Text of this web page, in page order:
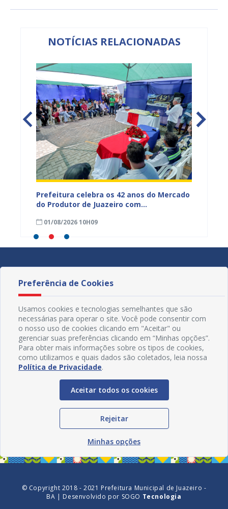
NOTÍCIAS RELACIONADAS
Prefeitura celebra os 42 anos do Mercado
do Produtor de Juazeiro com
01/08/2026 10H09
Redes Sociais
© Copyright 2018 - 2021 Prefeitura Municipal de Juazeiro -
BA | Desenvolvido por SOGO Tecnologia
Preferência de Cookies
Usamos cookies e tecnologias semelhantes que são
necessárias para operar o site. Você pode consentir com
o nosso uso de cookies clicando em "Aceitar" ou
gerenciar suas preferências clicando em “Minhas opções”.
Para obter mais informações sobre os tipos de cookies,
como utilizamos e quais dados são coletados, leia nossa
Política de Privacidade.
Aceitar todos os cookies
Rejeitar
Minhas opções